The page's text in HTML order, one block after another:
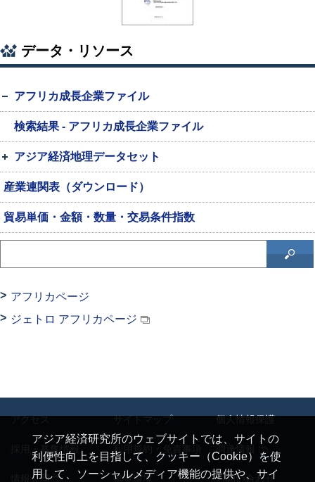
データ・リソース
アフリカ成長企業ファイル
検索結果 - アフリカ成長企業ファイル
アジア経済地理データセット
産業連関表（ダウンロード）
貿易単価・金額・数量・交易条件指数
アフリカページ
ジェトロ アフリカページ
アジア経済研究所のウェブサイトでは、サイトの
利便性向上を目指して、クッキー（Cookie）を使
用して、ソーシャルメディア機能の提供や、サイ
アクセス サイトマップ 個人情報保護
採用・募集情報 利用規約・免責事項
情報公開 推奨環境 お問い合わせ